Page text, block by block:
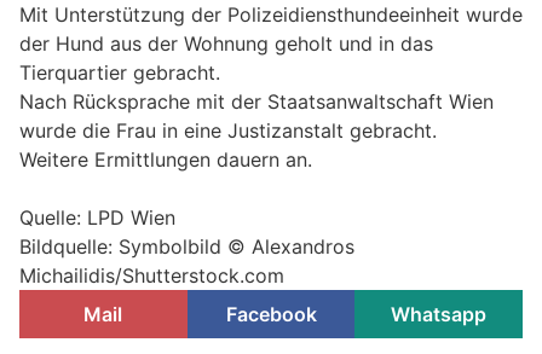
Mit Unterstützung der Polizeidiensthundeeinheit wurde
der Hund aus der Wohnung geholt und in das
Tierquartier gebracht.
Nach Rücksprache mit der Staatsanwaltschaft Wien
wurde die Frau in eine Justizanstalt gebracht.
Weitere Ermittlungen dauern an.
Quelle: LPD Wien
Bildquelle: Symbolbild © Alexandros
Michailidis/Shutterstock.com
Mail
Facebook Whatsapp